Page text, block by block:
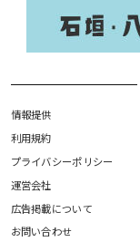
情報提供
利用規約
プライバシーポリシー
運営会社
広告掲載について
お問い合わせ